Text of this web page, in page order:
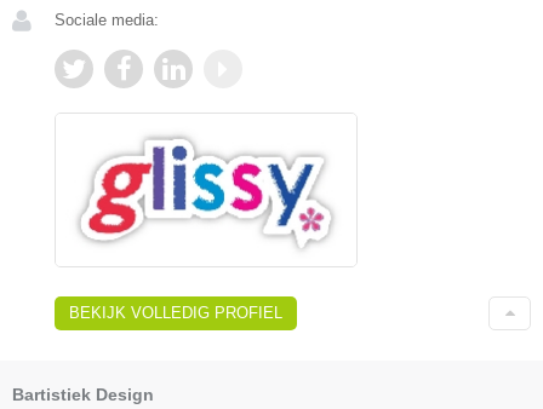
Sociale media:
BEKIJK VOLLEDIG PROFIEL
Bartistiek Design